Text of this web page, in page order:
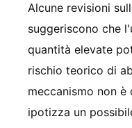
Alcune revisioni
suggeriscono che
quantità elevate
rischio teorico di
meccanismo non
ipotizza un